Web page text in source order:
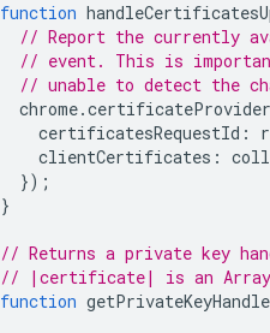
function
// Report the currently
// event. This is
// unable to detect the
chrome.certificateProvider
certificatesRequestId :
clientCertificates :
});
}
// Returns a private key
// |certificate| is an
function getPrivateKeyHandle